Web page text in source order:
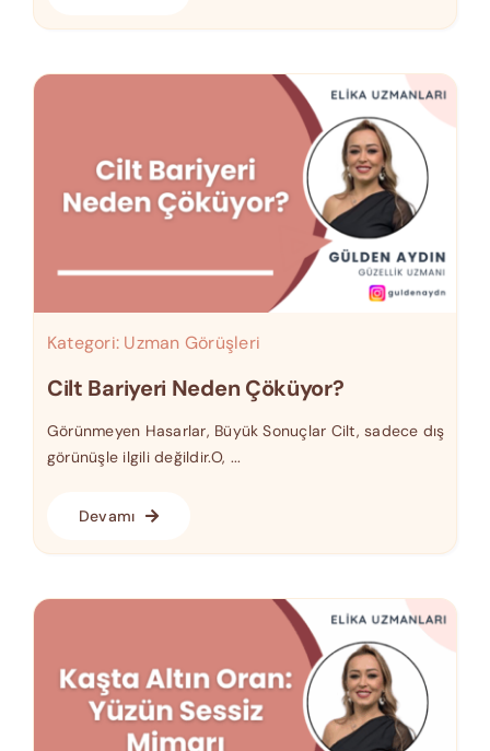
Kategori: Uzman Görüşleri
Cilt Bariyeri Neden Çöküyor?
Görünmeyen Hasarlar, Büyük Sonuçlar Cilt, sadece dış
görünüşle ilgili değildir.O, ...
Devamı